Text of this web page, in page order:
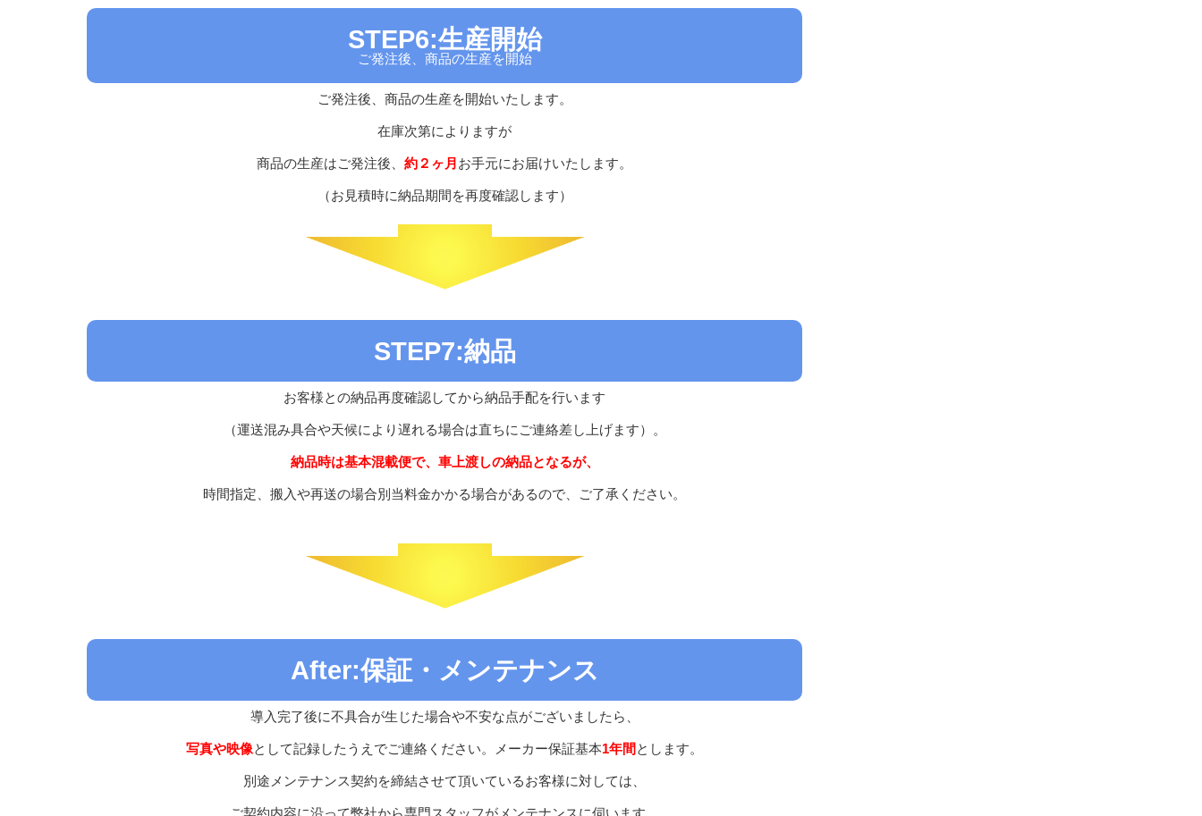
STEP6:生産開始
ご発注後、商品の生産を開始
ご発注後、商品の生産を開始いたします。
在庫次第によりますが
商品の生産はご発注後、 約２ヶ月 お手元にお届けいたします。
（お見積時に納品期間を再度確認します）
STEP7:納品
お客様との納品再度確認してから納品手配を行います
（運送混み具合や天候により遅れる場合は直ちにご連絡差し上げます）。
納品時は基本混載便で、車上渡しの納品となるが、
時間指定、搬入や再送の場合別当料金かかる場合があるので、ご了承ください。
After:保証・メンテナンス
導入完了後に不具合が生じた場合や不安な点がございましたら、
写真や映像として記録したうえでご連絡ください。メーカー保証基本1年間 とします。
別途メンテナンス契約を締結させて頂いているお客様に対しては、
ご契約内容に沿って弊社から専門スタッフがメンテナンスに伺います。